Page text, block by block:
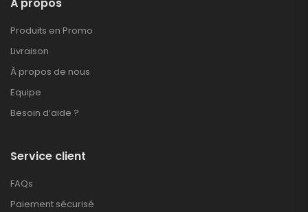
À propos
Produits en Promo
Livraison
À propos de nous
Equipe
Besoin d’aide ?
Service client
FAQs
Paiement sécurisé